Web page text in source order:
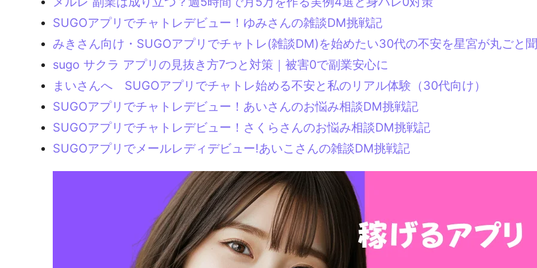
SUGOアプリでチャトレデビュー！ゆみさんの雑談DM挑戦記
みきさん向け・SUGOアプリでチャトレ(雑談DM)を始めたい30代の不安を星宮が丸ごと
sugo サクラ アプリの見抜き方7つと対策｜被害0で副業安心に
まいさんへ SUGOアプリでチャトレ始める不安と私のリアル体験（30代向け）
SUGOアプリでチャトレデビュー！あいさんのお悩み相談DM挑戦記
SUGOアプリでチャトレデビュー！さくらさんのお悩み相談DM挑戦記
SUGOアプリでメールレディデビュー!あいこさんの雑談DM挑戦記